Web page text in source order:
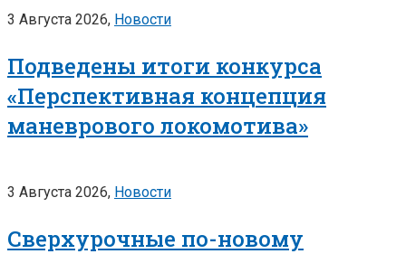
3 Августа 2026, Новости
Подведены итоги конкурса
«Перспективная концепция
маневрового локомотива»
3 Августа 2026, Новости
Сверхурочные по-новому